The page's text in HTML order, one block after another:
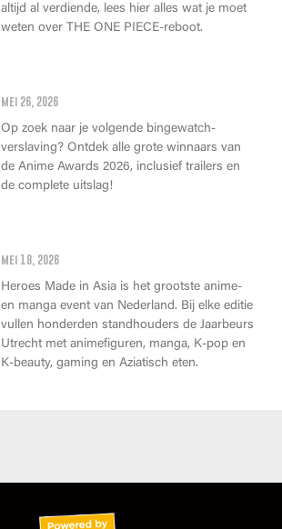
altijd al verdiende, lees hier alles wat je moet
weten over THE ONE PIECE-reboot.
mei 26, 2026
Op zoek naar je volgende bingewatch-
verslaving? Ontdek alle grote winnaars van
de Anime Awards 2026, inclusief trailers en
de complete uitslag!
mei 18, 2026
Heroes Made in Asia is het grootste anime-
en manga event van Nederland. Bij elke editie
vullen honderden standhouders de Jaarbeurs
Utrecht met animefiguren, manga, K-pop en
K-beauty, gaming en Aziatisch eten.